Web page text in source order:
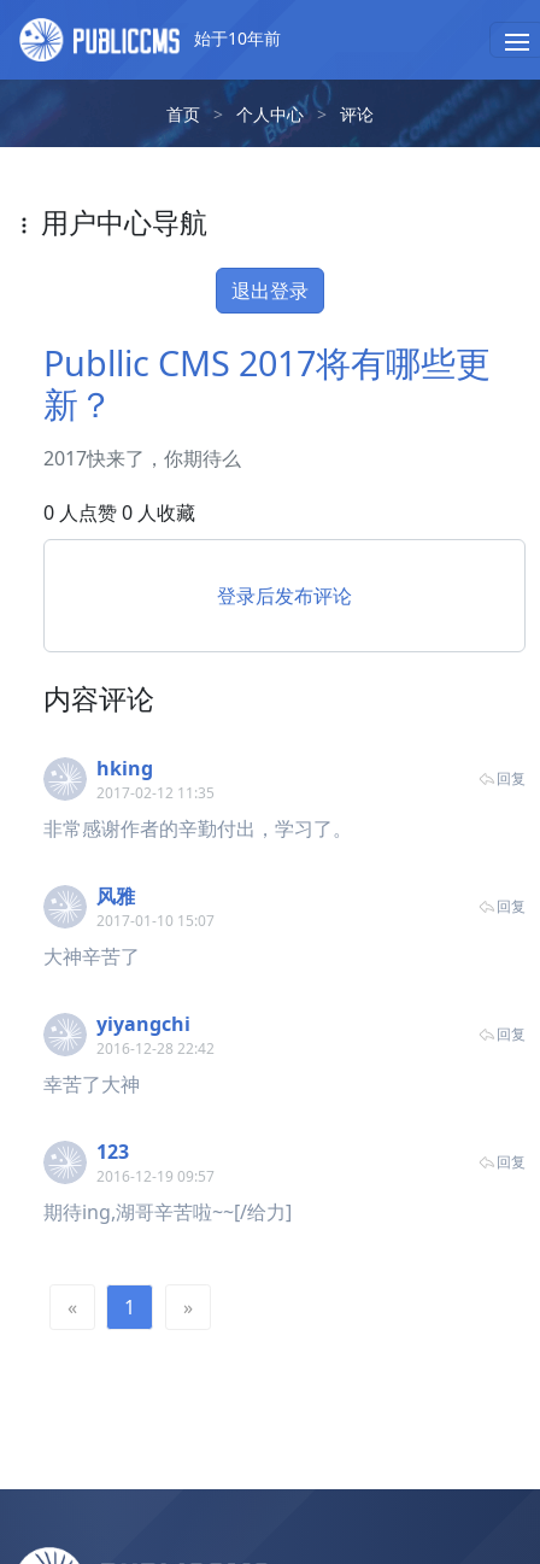
始于10年前
首页 > 个人中心 > 评论
用户中心导航
退出登录
Publlic CMS 2017将有哪些更
新？
2017快来了，你期待么
0 人点赞 0 人收藏
登录后发布评论
内容评论
hking
2017-02-12 11:35
回复
非常感谢作者的辛勤付出，学习了。
风雅
2017-01-10 15:07
回复
大神辛苦了
yiyangchi
2016-12-28 22:42
回复
幸苦了大神
123
2016-12-19 09:57
回复
期待ing,湖哥辛苦啦~~[/给力]
« 1 »